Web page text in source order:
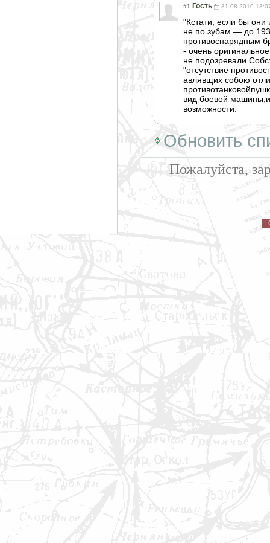
#1 Гость 31.08.2010
"Кстати, если бы они
не по зубам — до
противоснарядным
- очень
не
"отсутствие
авлявщих собою
противотанковой
вид боевой
возможности.
Обновить
Пожалуйста,